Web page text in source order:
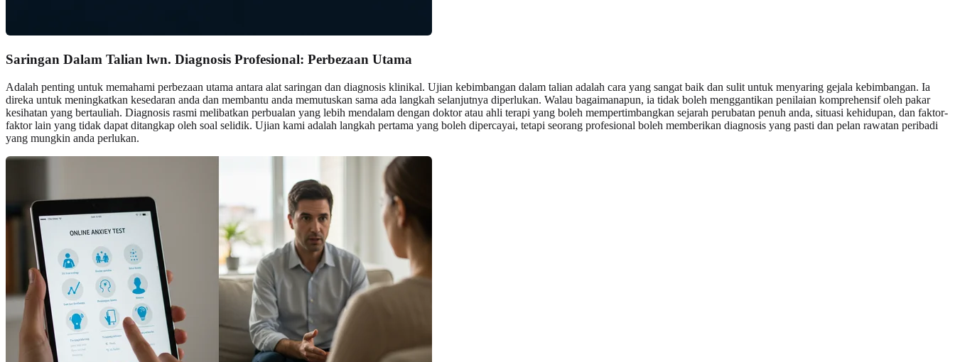
Saringan Dalam Talian lwn. Diagnosis Profesional: Perbezaan Utama
Adalah penting untuk memahami perbezaan utama antara alat saringan dan diagnosis klinikal. Ujian kebimbangan dalam talian adalah cara yang sangat baik dan sulit untuk menyaring gejala kebimbangan. Ia
direka untuk meningkatkan kesedaran anda dan membantu anda memutuskan sama ada langkah selanjutnya diperlukan. Walau bagaimanapun, ia tidak boleh menggantikan penilaian komprehensif oleh pakar
kesihatan yang bertauliah. Diagnosis rasmi melibatkan perbualan yang lebih mendalam dengan doktor atau ahli terapi yang boleh mempertimbangkan sejarah perubatan penuh anda, situasi kehidupan, dan faktor-
faktor lain yang tidak dapat ditangkap oleh soal selidik. Ujian kami adalah langkah pertama yang boleh dipercayai, tetapi seorang profesional boleh memberikan diagnosis yang pasti dan pelan rawatan peribadi
yang mungkin anda perlukan.